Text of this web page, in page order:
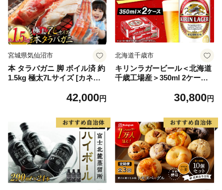
宮城県気仙沼市
本 タラバガニ 脚 ボイル済 約
1.5kg 極太7Lサイズ [カネダ
6] カニ かに 蟹 たらばがに た
42,000円
北海道千歳市
キリンラガービール＜北海道
千歳工場産＞350ml 2ケース
30,800円